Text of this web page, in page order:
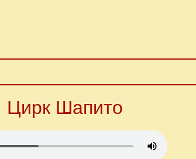
Цирк Шапито